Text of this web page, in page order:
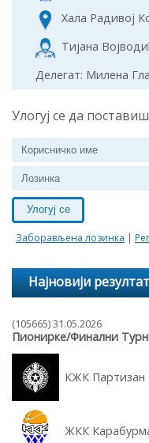
Хала Радивој
Тијана
Делегат: Милена
Улогуј се да
Улогуј се
Заборављена лозинка |
Најновији
(105665) 31.05.2026
Пионирке/Финални
КЖК Партизан
ЖКК